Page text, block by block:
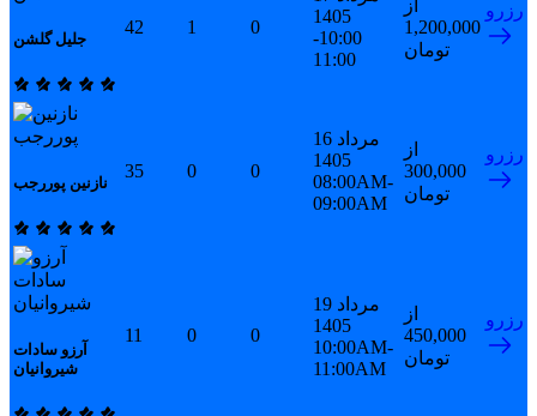
جلیل گلشن
42 1 0
1405
10:00-
11:00
از
1,200,000
تومان
رزرو
نازنین پوررجب
35 0 0
16 مرداد
1405
08:00AM-
09:00AM
از
300,000
تومان
رزرو
آرزو سادات
شیروانیان
11 0 0
19 مرداد
1405
10:00AM-
11:00AM
از
450,000
تومان
رزرو